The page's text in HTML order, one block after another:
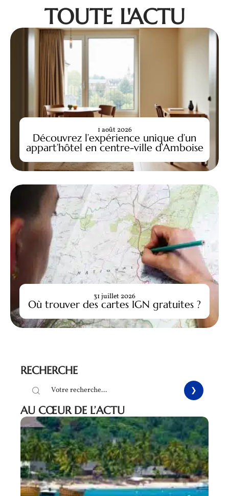
TOUTE L'ACTU
Découvrez l’expérience unique d’un
appart’hôtel en centre-ville d’Amboise
1 août 2026
Où trouver des cartes IGN gratuites ?
31 juillet 2026
RECHERCHE
AU CŒUR DE L’ACTU